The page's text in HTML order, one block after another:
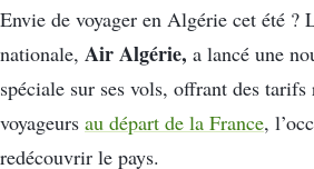
Envie de voyager en Algérie cet été ?
nationale, Air Algérie, a lancé une
spéciale sur ses vols, offrant des
voyageurs au départ de la France,
redécouvrir le pays.